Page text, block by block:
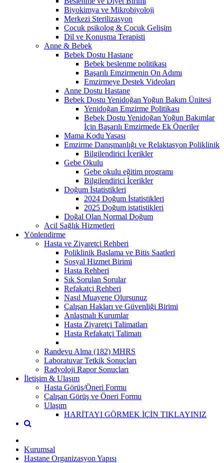
Biyokimya ve Mikrobiyoloji
Merkezi Sterilizasyon
Çocuk psikolog & Çocuk Gelişim
Dil ve Konuşma Terapisti
Anne & Bebek
Bebek Dostu Hastane
Bebek beslenme politikası
Başarılı Emzirmenin On Adımı
Emzirmeye Destek Videoları
Anne Dostu Hastane
Bebek Dostu Yenidoğan Yoğun Bakım Ünitesi
Yenidoğan Emzirme Politikası
Bebek Dostu Yenidoğan Yoğun Bakımlar
İçin Başarılı Emzirmede Ek Öneriler
Mama Kodu Yasası
Emzirme Danışmanlığı ve Relaktasyon Poliklinik
Bilgilendirici İçerikler
Gebe Okulu
Gebe okulu eğitim programı
Bilgilendirici İçerikler
Doğum İstatistikleri
2024 Doğum İstatistikleri
2025 Doğum istatistikleri
Doğal Olan Normal Doğum
Acil Sağlık Hizmetleri
Yönlendirme
Hasta ve Ziyaretçi Rehberi
Poliklinik Baslama ve Bitis Saatleri
Sosyal Hizmet Birimi
Hasta Rehberi
Sık Sorulan Sorular
Refakatçi Rehberi
Nasıl Muayene Olursunuz
Çalışan Hakları ve Güvenliği Birimi
Anlaşmalı Kurumlar
Hasta Ziyaretçi Talimatları
Hasta Refakatçi Talimatı
Randevu Alma (182) MHRS
Laboratuvar Tetkik Sonuçları
Radyoloji Rapor Sonuçları
İletişim & Ulaşım
Hasta Görüş/Öneri Formu
Çalışan Görüş ve Öneri Formu
Ulaşım
HARİTAYI GÖRMEK İÇİN TIKLAYINIZ
Kurumsal
Hastane Organizasyon Yapısı